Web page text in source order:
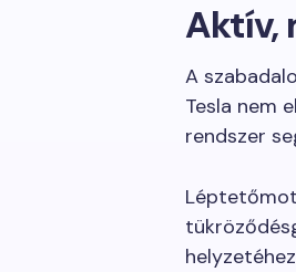
Aktív,
A
Tesla nem
rendszer